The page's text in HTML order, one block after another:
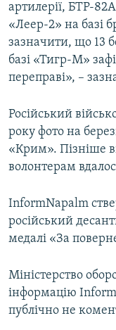
артилерії, БТР-
«Леер-2» на базі
зазначити, що 13
базі «Тигр-М»
переправі», –
Російський
року фото на
«Крим». Пізніше
волонтерам
InformNapalm
російський
медалі «За
Міністерство
інформацію
публічно не